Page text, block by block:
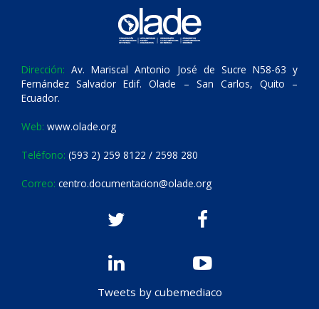
Dirección: Av. Mariscal Antonio José de Sucre N58-63 y
Fernández Salvador Edif. Olade – San Carlos, Quito –
Ecuador.
Web: www.olade.org
Teléfono: (593 2) 259 8122 / 2598 280
Correo: centro.documentacion@olade.org
Tweets by cubemediaco